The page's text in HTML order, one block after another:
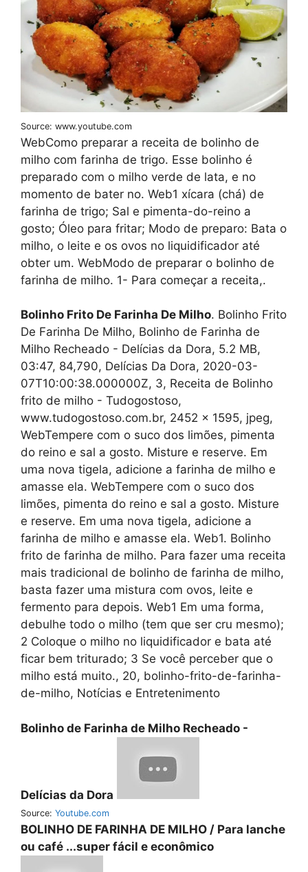
Source: www.youtube.com
WebComo preparar a receita de bolinho de
milho com farinha de trigo. Esse bolinho é
preparado com o milho verde de lata, e no
momento de bater no. Web1 xícara (chá) de
farinha de trigo; Sal e pimenta-do-reino a
gosto; Óleo para fritar; Modo de preparo: Bata o
milho, o leite e os ovos no liquidificador até
obter um. WebModo de preparar o bolinho de
farinha de milho. 1- Para começar a receita,.
Bolinho Frito De Farinha De Milho. Bolinho Frito
De Farinha De Milho, Bolinho de Farinha de
Milho Recheado - Delícias da Dora, 5.2 MB,
03:47, 84,790, Delícias Da Dora, 2020-03-
07T10:00:38.000000Z, 3, Receita de Bolinho
frito de milho - Tudogostoso,
www.tudogostoso.com.br, 2452 x 1595, jpeg,
WebTempere com o suco dos limões, pimenta
do reino e sal a gosto. Misture e reserve. Em
uma nova tigela, adicione a farinha de milho e
amasse ela. WebTempere com o suco dos
limões, pimenta do reino e sal a gosto. Misture
e reserve. Em uma nova tigela, adicione a
farinha de milho e amasse ela. Web1. Bolinho
frito de farinha de milho. Para fazer uma receita
mais tradicional de bolinho de farinha de milho,
basta fazer uma mistura com ovos, leite e
fermento para depois. Web1 Em uma forma,
debulhe todo o milho (tem que ser cru mesmo);
2 Coloque o milho no liquidificador e bata até
ficar bem triturado; 3 Se você perceber que o
milho está muito., 20, bolinho-frito-de-farinha-
de-milho, Notícias e Entretenimento
Bolinho de Farinha de Milho Recheado -
Delícias da Dora
Source: Youtube.com
BOLINHO DE FARINHA DE MILHO / Para lanche
ou café ...super fácil e econômico